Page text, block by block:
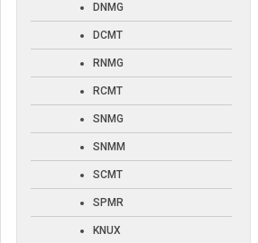
DNMG
DCMT
RNMG
RCMT
SNMG
SNMM
SCMT
SPMR
KNUX